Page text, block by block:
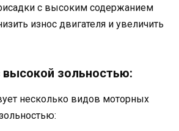
с высоким содержанием
износ двигателя и увеличить
зольностью:
несколько видов моторных